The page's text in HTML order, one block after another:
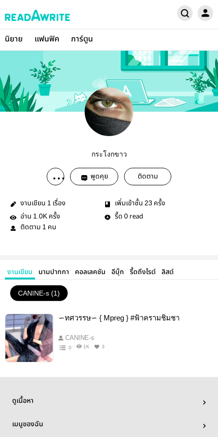
นิยาย แฟนฟิค การ์ตูน
กระโงกขาว
พูดคุย ติดตาม
งานเขียน 1 เรื่อง เพิ่มเข้าชั้น 23 ครั้ง
อ่าน 1.0K ครั้ง รี้ด 0 read
ติดตาม 1 คน
งานเขียน นามปากกา คอลเลคชัน อีบุ๊ก รี้ดถึงไรต์ ลิสต์
CANINE-s (1)
∽ทศวรรษ∽ { Mpreg } #ฟ้าครามชิมชา
CANINE-s
0 1K 3
ดูเนื้อหา
เมนูของฉัน